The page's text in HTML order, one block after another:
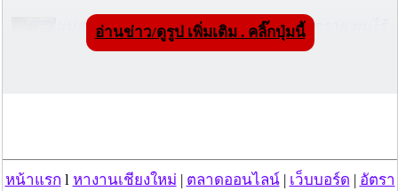
แม่สะเรียง ลุยตรวจ “สกุชชี่“ ของเล่นอันตราย พบไร้
มาตรฐานเสี่ยงอันตราย สั่งห้ามขาย-เตือนภัยผู้
อ่านข่าว/ดูรูป เพิ่มเติม . คลิ๊กปุ่มนี้
หน้าแรก l หางานเชียงใหม่ ตลาดออนไลน์| เว็บบอร์ด
อัตรา